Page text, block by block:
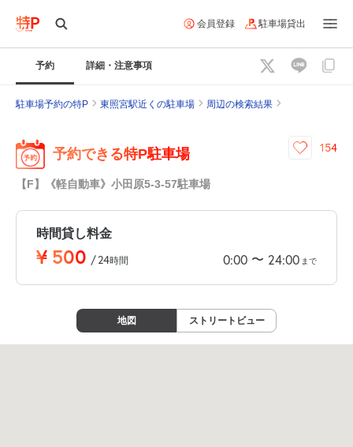
会員登録 駐車場貸出
予約 詳細・注意事項
駐車場予約の特P 東照宮駅近くの駐車場 周辺の検索結果
予約できる特P駐車場
【F】《軽自動車》小田原5-3-57駐車場
154
時間貸し料金
¥ 500 /24時間 0:00 〜 24:00 まで
地図 ストリートビュー